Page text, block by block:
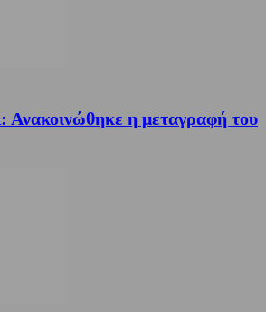
Ανακοινώθηκε η μεταγραφή του